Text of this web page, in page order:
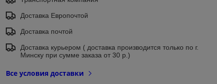
Доставка Европочтой
Доставка почтой
Доставка курьером ( доставка производится только по г.
Минску при сумме заказа от 30 р.)
Все условия доставки